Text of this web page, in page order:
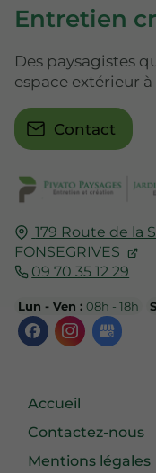
179 Route de la
FONSEGRIVES
09 70 35 12 29
Lun - Ven :08h - 18h
Accueil
Contactez-nous
Mentions légales
Entretien
Des paysagistes
espace extérieur
Contact